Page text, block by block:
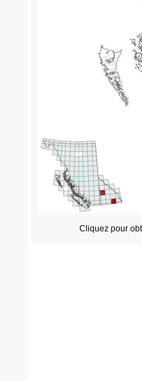
Cliquez pour